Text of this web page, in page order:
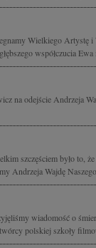
Wielkiego Artystę
współczucia
na odejście Andrzeja
szczęściem było to,
Andrzeja Wajdę
wiadomość o
polskiej szkoły